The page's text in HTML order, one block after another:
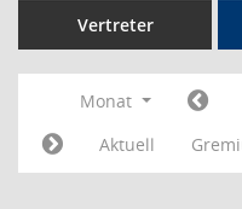
Vertreter
Monat
Aktuell